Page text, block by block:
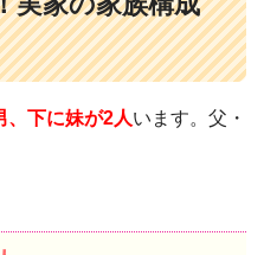
、下に妹が2人います。父・